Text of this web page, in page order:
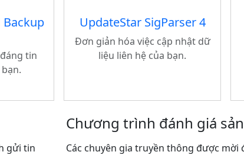
Backup
tin
UpdateStar SigParser 4
Đơn giản hóa việc cập nhật dữ
liệu liên hệ của bạn.
gửi tin
Chương trình đánh giá
Các chuyên gia truyền thông được mời